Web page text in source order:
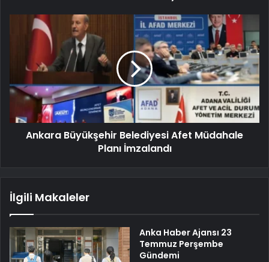
Ankara Büyükşehir Belediyesi Afet Müdahale
Planı İmzalandı
İlgili Makaleler
Anka Haber Ajansı 23
Temmuz Perşembe
Gündemi